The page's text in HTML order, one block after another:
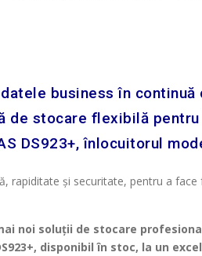
business în
de stocare flexibilă
DS923+, înlocuitorul
rapiditate și securitate, pentru a
noi soluții de stocare
disponibil în stoc, la un